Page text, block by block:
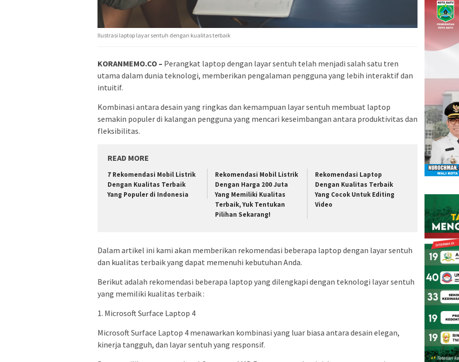
Ilustrasi laptop layar sentuh dengan kualitas terbaik
KORANMEMO.CO – Perangkat laptop dengan layar sentuh telah menjadi salah satu tren
utama dalam dunia teknologi, memberikan pengalaman pengguna yang lebih interaktif dan
intuitif.
Kombinasi antara desain yang ringkas dan kemampuan layar sentuh membuat laptop
semakin populer di kalangan pengguna yang mencari keseimbangan antara produktivitas dan
fleksibilitas.
READ MORE
7 Rekomendasi Mobil Listrik
Dengan Kualitas Terbaik
Yang Populer di Indonesia
Rekomendasi Mobil Listrik
Dengan Harga 200 Juta
Yang Memiliki Kualitas
Terbaik, Yuk Tentukan
Pilihan Sekarang!
Rekomendasi Laptop
Dengan Kualitas Terbaik
Yang Cocok Untuk Editing
Video
Dalam artikel ini kami akan memberikan rekomendasi beberapa laptop dengan layar sentuh
dan kualitas terbaik yang dapat memenuhi kebutuhan Anda.
Berikut adalah rekomendasi beberapa laptop yang dilengkapi dengan teknologi layar sentuh
yang memiliki kualitas terbaik :
1. Microsoft Surface Laptop 4
Microsoft Surface Laptop 4 menawarkan kombinasi yang luar biasa antara desain elegan,
kinerja tangguh, dan layar sentuh yang responsif.